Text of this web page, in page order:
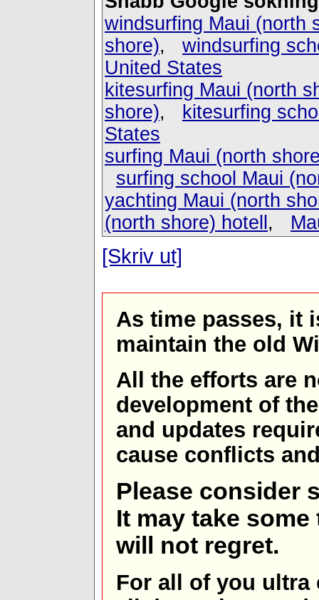
windsurfing Maui (north
shore), windsurfing
United States
kitesurfing Maui (north
shore),
kitesurfing
States
surfing Maui (north
surfing school Maui
yachting Maui (north
(north shore) hotell ,
[Skriv ut]
As time passes, it
maintain the old
All the efforts are
development of
and updates
cause conflicts
Please consider
It may take
will not regret.
For all of you ultra